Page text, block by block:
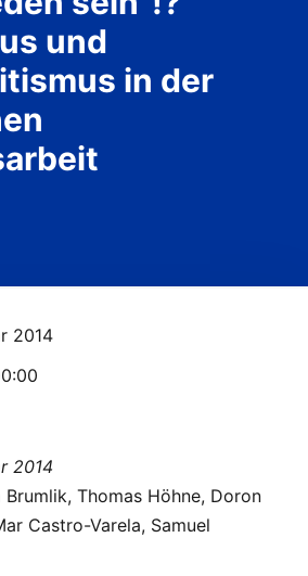
und
in der
2014
2014
Thomas Höhne, Doron
Castro-Varela, Samuel